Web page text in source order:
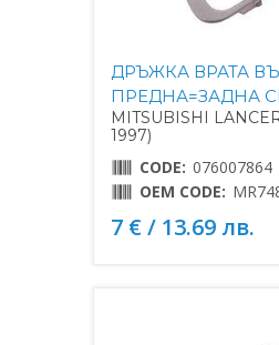
ДРЪЖКА ВРАТА
ПРЕДНА=ЗАДНА
MITSUBISHI
1997)
CODE: 076007864
OEM CODE:
7 € / 13.69 лв.